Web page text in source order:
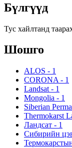
Бүлгүүд
Тус хайлтанд
Шошго
ALOS - 1
CORONA - 1
Landsat - 1
Mongolia - 1
Siberian
Thermokarst
Ландсат - 1
Сибирийн